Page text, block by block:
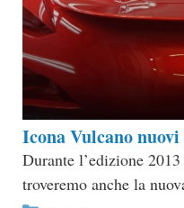
Icona Vulcano
Durante l’edizione
troveremo anche la